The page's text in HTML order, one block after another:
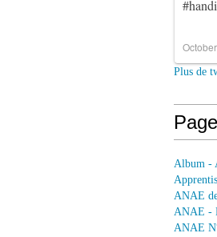
Plus de
Album -
ANAE
ANAE -
ANAE